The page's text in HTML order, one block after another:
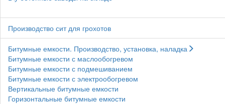
Производство сит для грохотов
Битумные емкости. Производство, установка, наладка
Битумные емкости с маслообогревом
Битумные емкости с подмешиванием
Битумные емкости с электрообогревом
Вертикальные битумные емкости
Горизонтальные битумные емкости